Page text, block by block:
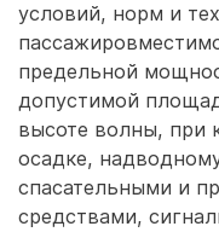
условий, норм и
предельной
допустимой
высоте волны, при
осадке,
спасательными и
средствами,